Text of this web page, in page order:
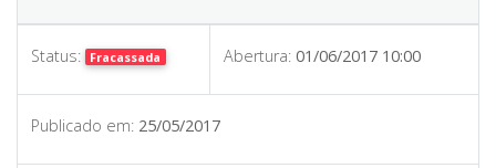
Status: Fracassada Abertura: 01/06/2017 10:00
Publicado em: 25/05/2017